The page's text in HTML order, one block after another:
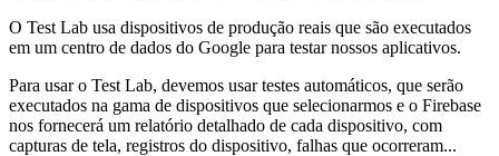
O Test Lab usa dispositivos de produção reais que são executados
em um centro de dados do Google para testar nossos aplicativos.
Para usar o Test Lab, devemos usar testes automáticos, que serão
executados na gama de dispositivos que selecionarmos e o Firebase
nos fornecerá um relatório detalhado de cada dispositivo, com
capturas de tela, registros do dispositivo, falhas que ocorreram...